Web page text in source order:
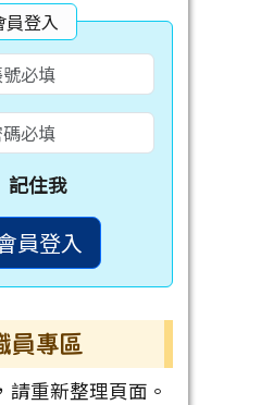
員登入
記住我
員登入
員專區
請重新整理頁面。